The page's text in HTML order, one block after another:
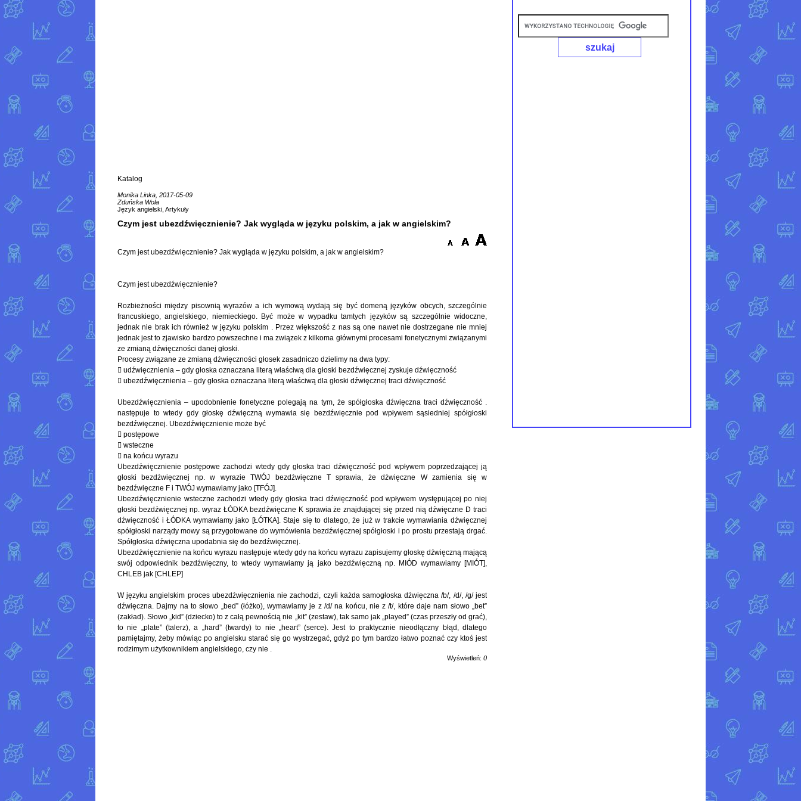
Katalog
Monika Linka, 2017-05-09
Zduńska Wola
Język angielski, Artykuły
Czym jest ubezdźwięcznienie? Jak wygląda w języku polskim, a jak w angielskim?
Czym jest ubezdźwięcznienie? Jak wygląda w języku polskim, a jak w angielskim?
Czym jest ubezdźwięcznienie?
Rozbieżności między pisownią wyrazów a ich wymową wydają się być domeną języków obcych, szczególnie
francuskiego, angielskiego, niemieckiego. Być może w wypadku tamtych języków są szczególnie widoczne,
jednak nie brak ich również w języku polskim . Przez większość z nas są one nawet nie dostrzegane nie mniej
jednak jest to zjawisko bardzo powszechne i ma związek z kilkoma głównymi procesami fonetycznymi związanymi
ze zmianą dźwięczności danej głoski.
Procesy związane ze zmianą dźwięczności głosek zasadniczo dzielimy na dwa typy:
 udźwięcznienia – gdy głoska oznaczana literą właściwą dla głoski bezdźwięcznej zyskuje dźwięczność
 ubezdźwięcznienia – gdy głoska oznaczana literą właściwą dla głoski dźwięcznej traci dźwięczność
Ubezdźwięcznienia – upodobnienie fonetyczne polegają na tym, że spółgłoska dźwięczna traci dźwięczność .
następuje to wtedy gdy głoskę dźwięczną wymawia się bezdźwięcznie pod wpływem sąsiedniej spółgłoski
bezdźwięcznej. Ubezdźwięcznienie może być
 postępowe
 wsteczne
 na końcu wyrazu
Ubezdźwięcznienie postępowe zachodzi wtedy gdy głoska traci dźwięczność pod wpływem poprzedzającej ją
głoski bezdźwięcznej np. w wyrazie TWÓJ bezdźwięczne T sprawia, że dźwięczne W zamienia się w
bezdźwięczne F i TWÓJ wymawiamy jako [TFÓJ].
Ubezdźwięcznienie wsteczne zachodzi wtedy gdy głoska traci dźwięczność pod wpływem występującej po niej
głoski bezdźwięcznej np. wyraz ŁÓDKA bezdźwięczne K sprawia że znajdującej się przed nią dźwięczne D traci
dźwięczność i ŁÓDKA wymawiamy jako [ŁÓTKA]. Staje się to dlatego, że już w trakcie wymawiania dźwięcznej
spółgłoski narządy mowy są przygotowane do wymówienia bezdźwięcznej spółgłoski i po prostu przestają drgać.
Spółgłoska dźwięczna upodabnia się do bezdźwięcznej.
Ubezdźwięcznienie na końcu wyrazu następuje wtedy gdy na końcu wyrazu zapisujemy głoskę dźwięczną mającą
swój odpowiednik bezdźwięczny, to wtedy wymawiamy ją jako bezdźwięczną np. MIÓD wymawiamy [MIÓT],
CHLEB jak [CHLEP]
W języku angielskim proces ubezdźwięcznienia nie zachodzi, czyli każda samogłoska dźwięczna /b/, /d/, /g/ jest
dźwięczna. Dajmy na to słowo „bed” (łóżko), wymawiamy je z /d/ na końcu, nie z /t/, które daje nam słowo „bet”
(zakład). Słowo „kid” (dziecko) to z całą pewnością nie „kit” (zestaw), tak samo jak „played” (czas przeszły od grać),
to nie „plate” (talerz), a „hard” (twardy) to nie „heart” (serce). Jest to praktycznie nieodłączny błąd, dlatego
pamiętajmy, żeby mówiąc po angielsku starać się go wystrzegać, gdyż po tym bardzo łatwo poznać czy ktoś jest
rodzimym użytkownikiem angielskiego, czy nie .
Wyświetleń: 0